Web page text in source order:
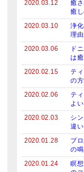
2020.03.12
癒
癒
2020.03.10
浄
理由
2020.03.06
ド
は
2020.02.15
テ
の
2020.02.06
テ
よ
2020.02.03
シ
違
2020.01.28
プ
の
2020.01.24
瞑